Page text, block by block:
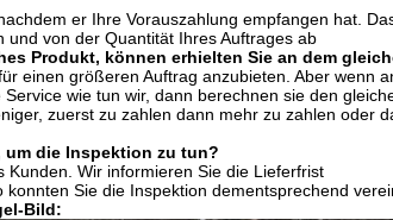
er Ihre Vorauszahlung empfangen hat.
und von der Quantität Ihres Auftrages ab
Produkt, können erhielten Sie an dem
einen größeren Auftrag anzubieten. Aber wenn
wie tun wir, dann berechnen sie den
zuerst zu zahlen dann mehr zu zahlen oder
um die Inspektion zu tun?
Wir informieren Sie die Lieferfrist
Sie die Inspektion dementsprechend
Bild: